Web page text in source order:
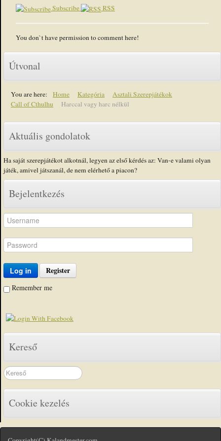
Subscribe RSS
You don`t have permission to comment here!
Útvonal
You are here: Home Kategória
Asztali Szerepjátékok
Call of Cthulhu
Harccal vagy harc nélkül
Aktuális gondolatok
Ha saját szerepjátékot alkotnál, legyen az első kérdés az: Van-e valami olyan
játék, amivel játszanál, de nem elérhető a piacon?
Bejelentkezés
Log in Register
Remember me
Kereső
Search
...
Cookie kezelés